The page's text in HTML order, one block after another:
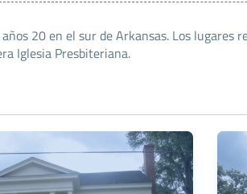
20 en el sur de Arkansas. Los
Iglesia Presbiteriana.